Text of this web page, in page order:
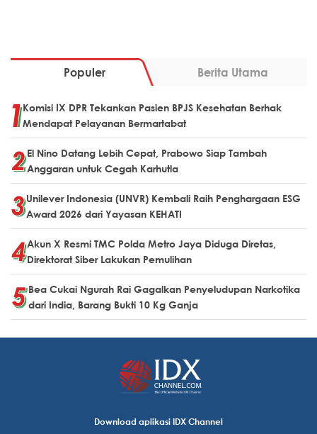
Populer Berita Utama
Komisi IX DPR Tekankan Pasien BPJS Kesehatan Berhak
Mendapat Pelayanan Bermartabat
El Nino Datang Lebih Cepat, Prabowo Siap Tambah
Anggaran untuk Cegah Karhutla
Unilever Indonesia (UNVR) Kembali Raih Penghargaan ESG
Award 2026 dari Yayasan KEHATI
Akun X Resmi TMC Polda Metro Jaya Diduga Diretas,
Direktorat Siber Lakukan Pemulihan
Bea Cukai Ngurah Rai Gagalkan Penyeludupan Narkotika
dari India, Barang Bukti 10 Kg Ganja
Download aplikasi IDX Channel